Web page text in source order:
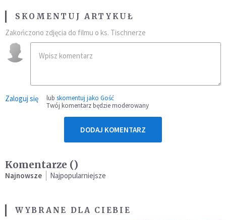
SKOMENTUJ ARTYKUŁ
Zakończono zdjęcia do filmu o ks. Tischnerze
Zaloguj się lub skomentuj jako Gość
Twój komentarz będzie moderowany
DODAJ KOMENTARZ
Komentarze ()
Najnowsze Najpopularniejsze
WYBRANE DLA CIEBIE